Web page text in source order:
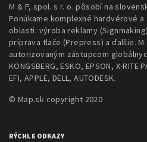
M & P, spol. s r. o. pôsobí na
Ponúkame komplexné hardvérové
oblasti: výroba reklamy
príprava tlače (Prepress) a ďalšie. M
autorizovaným zástupcom
KONGSBERG, ESKO, EPSON, X-RITE
EFI, APPLE, DELL, AUTODESK.
© Map.sk copyright 2020
RÝCHLE ODKAZY